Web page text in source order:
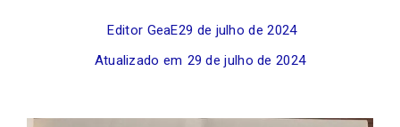
Editor GeaE29 de julho de 2024
Atualizado em 29 de julho de 2024